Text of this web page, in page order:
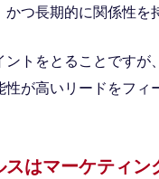
つ長期的に関係性を
トをとることです
が高いリードをフィ
はマーケティン